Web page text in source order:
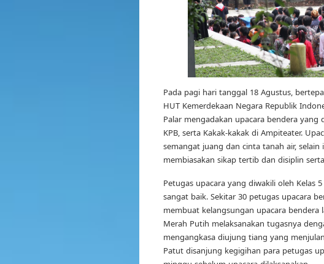
Pada pagi hari tanggal 18 Agustus,
HUT Kemerdekaan Negara Republik
Palar mengadakan upacara bendera
KPB, serta Kakak-kakak di Ampiteater.
semangat juang dan cinta tanah air,
membiasakan sikap tertib dan disiplin
Petugas upacara yang diwakili oleh Kelas
sangat baik. Sekitar 30 petugas upacara
membuat kelangsungan upacara
Merah Putih melaksanakan tugasnya
mengangkasa diujung tiang yang
Patut disanjung kegigihan para petugas